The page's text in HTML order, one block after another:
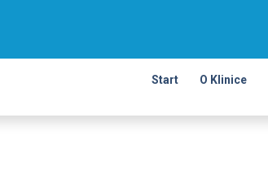
Start O Klinice